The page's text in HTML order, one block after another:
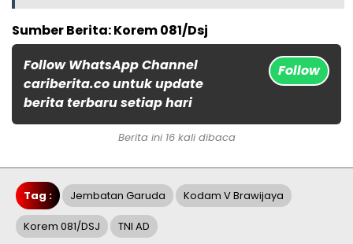
Sumber Berita: Korem 081/Dsj
Follow WhatsApp Channel
cariberita.co untuk update
berita terbaru setiap hari
Follow
Berita ini 16 kali dibaca
Tag : Jembatan Garuda Kodam V Brawijaya
Korem 081/DSJ TNI AD